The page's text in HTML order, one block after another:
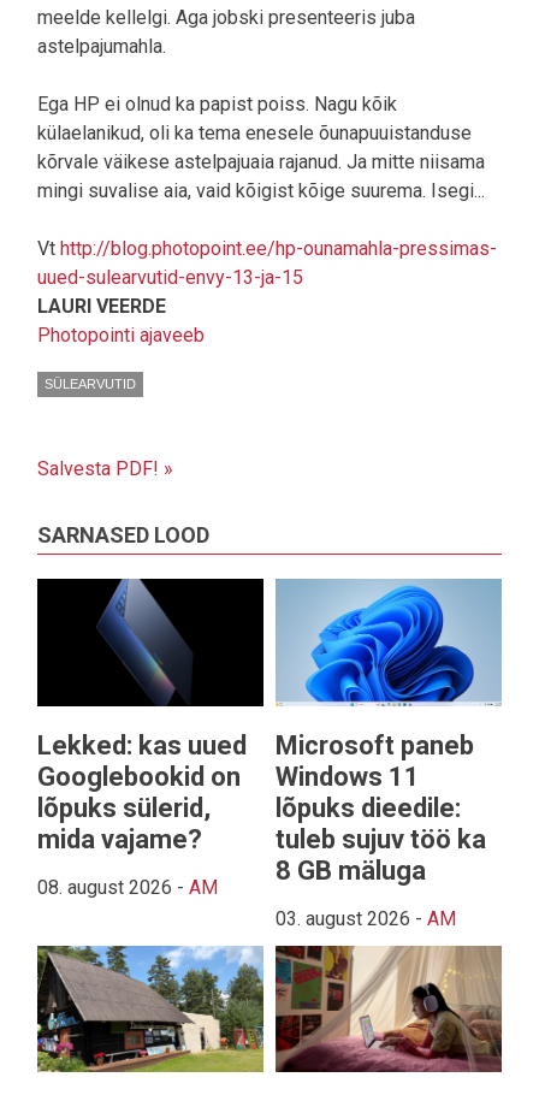
meelde kellelgi. Aga jobski presenteeris juba
astelpajumahla.
Ega HP ei olnud ka papist poiss. Nagu kõik
külaelanikud, oli ka tema enesele õunapuuistanduse
kõrvale väikese astelpajuaia rajanud. Ja mitte niisama
mingi suvalise aia, vaid kõigist kõige suurema. Isegi...
Vt http://blog.photopoint.ee/hp-ounamahla-pressimas-
uued-sulearvutid-envy-13-ja-15
LAURI VEERDE
Photopointi ajaveeb
SÜLEARVUTID
Salvesta PDF! »
SARNASED LOOD
Lekked: kas uued
Googlebookid on
lõpuks sülerid,
mida vajame?
08. august 2026 - AM
Microsoft paneb
Windows 11
lõpuks dieedile:
tuleb sujuv töö ka
8 GB mäluga
03. august 2026 - AM